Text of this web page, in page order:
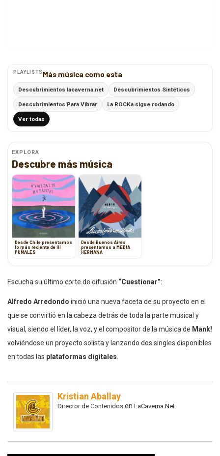
PLAYLISTS Más música como esta
Descubrimientos lacaverna.net Descubrimientos Sintéticos
Descubrimientos Para Vibrar La ROCKa sigue rodando
Ver todas
EXPLORA
Descubre más música
Desde Chile presentamos
lo más reciente de III
PUÑALES
Desde Buenos Aires
presentamos a MEDIA
HERMANA
Escucha su último corte de difusión “Cuestionar”:
Alfredo Arredondo inició una nueva faceta de su proyecto en el
que se convirtió en la cabeza detrás de toda la parte musical y
visual, siendo el líder, la voz, y el compositor de la música de Mank!
volviéndose un proyecto solista y lanzando dos singles disponibles
en todas las plataformas digitales.
Kristian Aballay
Director de Contenidos en LaCaverna.Net